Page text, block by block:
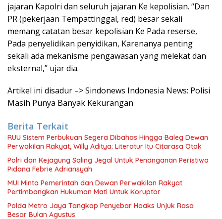
jajaran Kapolri dan seluruh jajaran Ke kepolisian. “Dan
PR (pekerjaan Tempattinggal, red) besar sekali
memang catatan besar kepolisian Ke Pada reserse,
Pada penyelidikan penyidikan, Karenanya penting
sekali ada mekanisme pengawasan yang melekat dan
eksternal,” ujar dia.
Artikel ini disadur –> Sindonews Indonesia News: Polisi
Masih Punya Banyak Kekurangan
Berita Terkait
RUU Sistem Perbukuan Segera Dibahas Hingga Baleg Dewan
Perwakilan Rakyat, Willy Aditya: Literatur Itu Citarasa Otak
Polri dan Kejagung Saling Jegal Untuk Penanganan Peristiwa
Pidana Febrie Adriansyah
MUI Minta Pemerintah dan Dewan Perwakilan Rakyat
Pertimbangkan Hukuman Mati Untuk Koruptor
Polda Metro Jaya Tangkap Penyebar Hoaks Unjuk Rasa
Besar Bulan Agustus